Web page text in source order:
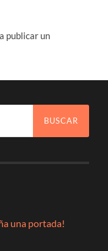
publicar un
una portada!